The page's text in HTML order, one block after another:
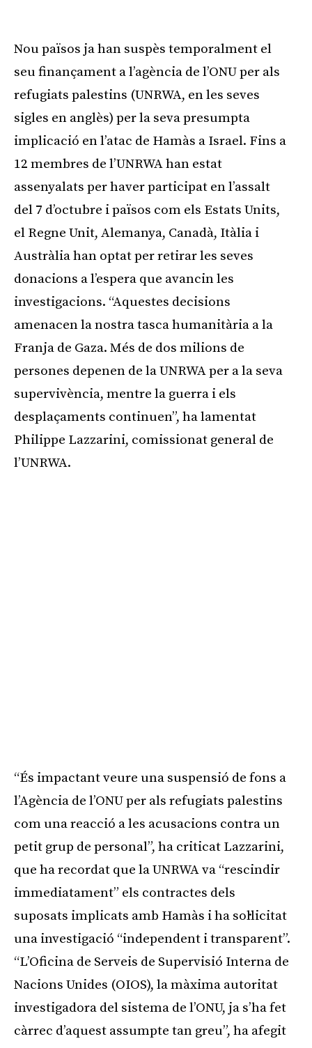
Nou països ja han suspès temporalment el
seu finançament a l’agència de l’ONU per als
refugiats palestins (UNRWA, en les seves
sigles en anglès) per la seva presumpta
implicació en l’atac de Hamàs a Israel. Fins a
12 membres de l’UNRWA han estat
assenyalats per haver participat en l’assalt
del 7 d’octubre i països com els Estats Units,
el Regne Unit, Alemanya, Canadà, Itàlia i
Austràlia han optat per retirar les seves
donacions a l’espera que avancin les
investigacions. “Aquestes decisions
amenacen la nostra tasca humanitària a la
Franja de Gaza. Més de dos milions de
persones depenen de la UNRWA per a la seva
supervivència, mentre la guerra i els
desplaçaments continuen”, ha lamentat
Philippe Lazzarini, comissionat general de
l’UNRWA.
“És impactant veure una suspensió de fons a
l’Agència de l’ONU per als refugiats palestins
com una reacció a les acusacions contra un
petit grup de personal”, ha criticat Lazzarini,
que ha recordat que la UNRWA va “rescindir
immediatament” els contractes dels
suposats implicats amb Hamàs i ha sol·licitat
una investigació “independent i transparent”.
“L’Oficina de Serveis de Supervisió Interna de
Nacions Unides (OIOS), la màxima autoritat
investigadora del sistema de l’ONU, ja s’ha fet
càrrec d’aquest assumpte tan greu”, ha afegit